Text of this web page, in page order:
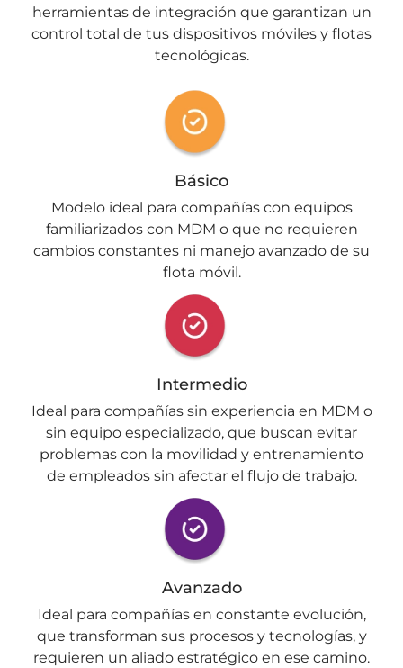
herramientas de integración que garantizan un
control total de tus dispositivos móviles y flotas
tecnológicas.
Básico
Modelo ideal para compañías con equipos
familiarizados con MDM o que no requieren
cambios constantes ni manejo avanzado de su
flota móvil.
Intermedio
Ideal para compañías sin experiencia en MDM o
sin equipo especializado, que buscan evitar
problemas con la movilidad y entrenamiento
de empleados sin afectar el flujo de trabajo.
Avanzado
Ideal para compañías en constante evolución,
que transforman sus procesos y tecnologías, y
requieren un aliado estratégico en ese camino.